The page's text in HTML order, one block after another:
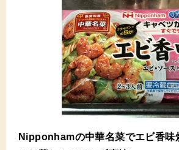
Nipponhamの中華名菜でエビ香味